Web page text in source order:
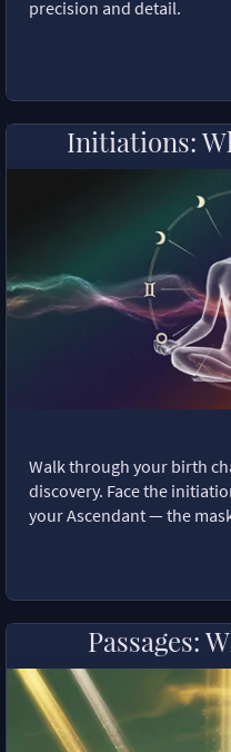
precision and detail.
Initiations:
Walk through your birth
discovery. Face the
your Ascendant — the
Passages: